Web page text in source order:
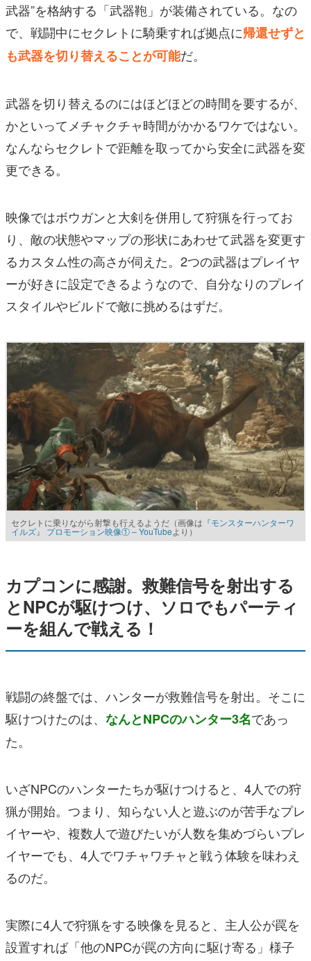
武器”を格納する「武器鞄」が装備されている。なの
で、戦闘中にセクレトに騎乗すれば拠点に帰還せずと
も武器を切り替えることが可能だ。
武器を切り替えるのにはほどほどの時間を要するが、
かといってメチャクチャ時間がかかるワケではない。
なんならセクレトで距離を取ってから安全に武器を変
更できる。
映像ではボウガンと大剣を併用して狩猟を行ってお
り、敵の状態やマップの形状にあわせて武器を変更す
るカスタム性の高さが伺えた。2つの武器はプレイヤ
ーが好きに設定できるようなので、自分なりのプレイ
スタイルやビルドで敵に挑めるはずだ。
セクレトに乗りながら射撃も行えるようだ（画像は 『モンスターハンターワ
イルズ』 プロモーション映像① – YouTubeより）
カプコンに感謝。救難信号を射出する
とNPCが駆けつけ、ソロでもパーティ
ーを組んで戦える！
戦闘の終盤では、ハンターが救難信号を射出。そこに
駆けつけたのは、 なんとNPCのハンター3名であっ
た。
いざNPCのハンターたちが駆けつけると、4人での狩
猟が開始。つまり、知らない人と遊ぶのが苦手なプレ
イヤーや、複数人で遊びたいが人数を集めづらいプレ
イヤーでも、4人でワチャワチャと戦う体験を味わえ
るのだ。
実際に4人で狩猟をする映像を見ると、主人公が罠を
設置すれば「他のNPCが罠の方向に駆け寄る」様子